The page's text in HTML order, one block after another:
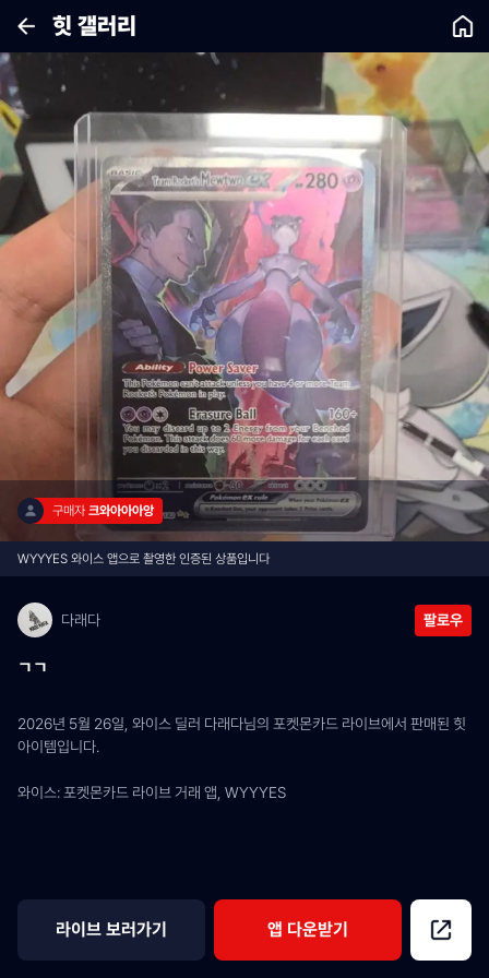
힛 갤러리
구매자 크와아아아앙
WYYYES 와이스 앱으로 촬영한 인증된 상품입니다
다래다 팔로우
ㄱㄱ
2026년 5월 26일, 와이스 딜러 다래다님의 포켓몬카드 라이브에서 판매된 힛
아이템입니다.
와이스: 포켓몬카드 라이브 거래 앱, WYYYES
라이브 보러가기 앱 다운받기